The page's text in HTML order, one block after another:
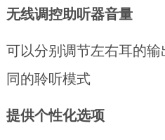
无线调控助听器音量
可以分别调节左右耳的
同的聆听模式
提供个性化选项